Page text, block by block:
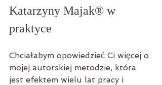
Katarzyny Majak® w
praktyce
Chciałabym opowiedzieć Ci więcej o
mojej autorskiej metodzie, która
jest efektem wielu lat pracy i